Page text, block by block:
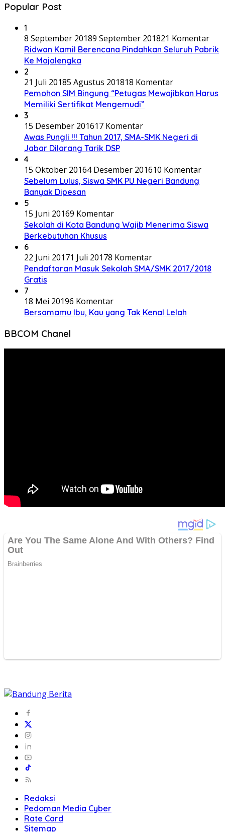
Popular Post
1
8 September 20189 September 201821 Komentar
Ridwan Kamil Berencana Pindahkan Seluruh Pabrik
Ke Majalengka
2
21 Juli 20185 Agustus 201818 Komentar
Pemohon SIM Bingung “Petugas Mewajibkan Harus
Memiliki Sertifikat Mengemudi”
3
15 Desember 201617 Komentar
Awas Pungli !!! Tahun 2017, SMA-SMK Negeri di
Jabar Dilarang Tarik DSP
4
15 Oktober 20164 Desember 201610 Komentar
Sebelum Lulus, Siswa SMK PU Negeri Bandung
Banyak Dipesan
5
15 Juni 20169 Komentar
Sekolah di Kota Bandung Wajib Menerima Siswa
Berkebutuhan Khusus
6
22 Juni 20171 Juli 20178 Komentar
Pendaftaran Masuk Sekolah SMA/SMK 2017/2018
Gratis
7
18 Mei 20196 Komentar
Bersamamu Ibu, Kau yang Tak Kenal Lelah
BBCOM Chanel
Redaksi
Pedoman Media Cyber
Rate Card
Sitemap